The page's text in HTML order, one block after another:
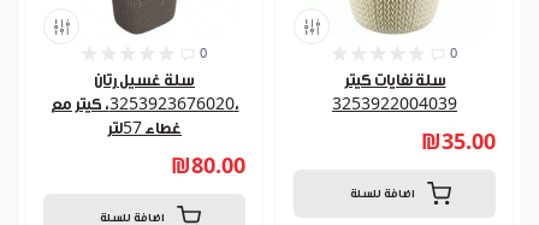
0
سلة غسيل رتان
،3253923676020، كيتر مع
غطاء 57لتر
₪80.00
اضافة للسلة
0
سلة نفايات كيتر
3253922004039
₪35.00
اضافة للسلة